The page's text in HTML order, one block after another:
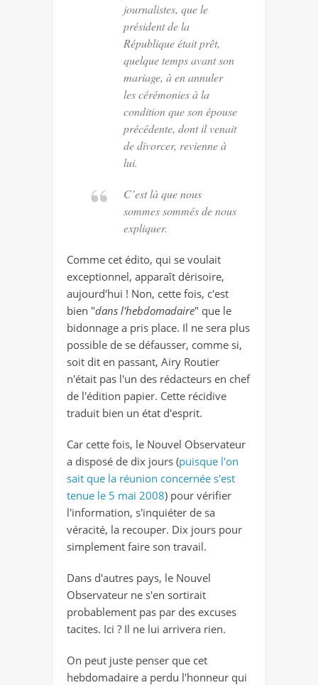
journalistes, que le
président de la
République était prêt,
quelque temps avant son
mariage, à en annuler
les cérémonies à la
condition que son épouse
précédente, dont il venait
de divorcer, revienne à
lui.
C’est là que nous
sommes sommés de nous
expliquer.
Comme cet édito, qui se voulait
exceptionnel, apparaît dérisoire,
aujourd'hui ! Non, cette fois, c'est
bien "dans l'hebdomadaire" que le
bidonnage a pris place. Il ne sera plus
possible de se défausser, comme si,
soit dit en passant, Airy Routier
n'était pas l'un des rédacteurs en chef
de l'édition papier. Cette récidive
traduit bien un état d'esprit.
Car cette fois, le Nouvel Observateur
a disposé de dix jours (puisque l'on
sait que la réunion concernée s'est
tenue le 5 mai 2008) pour vérifier
l'information, s'inquiéter de sa
véracité, la recouper. Dix jours pour
simplement faire son travail.
Dans d'autres pays, le Nouvel
Observateur ne s'en sortirait
probablement pas par des excuses
tacites. Ici ? Il ne lui arrivera rien.
On peut juste penser que cet
hebdomadaire a perdu l'honneur qui